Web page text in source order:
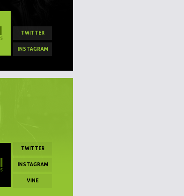
TWITTER
INSTAGRAM
TWITTER
INSTAGRAM
VINE